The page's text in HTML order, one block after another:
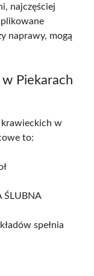
najczęściej
naprawy, mogą
Piekarach
krawieckich w
to:
ŚLUBNA
spełnia